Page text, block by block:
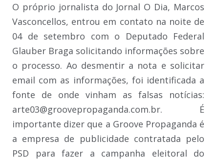
O próprio jornalista do Jornal O Dia, Marcos
Vasconcellos, entrou em contato na noite de
04 de setembro com o Deputado Federal
Glauber Braga solicitando informações sobre
o processo. Ao desmentir a nota e solicitar
email com as informações, foi identificada a
fonte de onde vinham as falsas notícias:
arte03@groovepropaganda.com.br. É
importante dizer que a Groove Propaganda é
a empresa de publicidade contratada pelo
PSD para fazer a campanha eleitoral do